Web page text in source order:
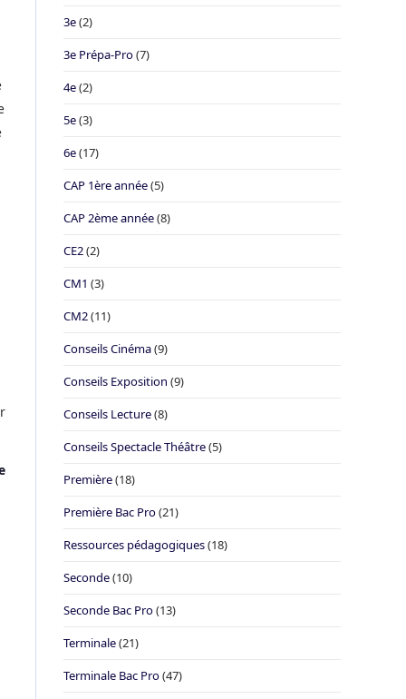
3e(2)
3e Prépa-Pro(7)
4e(2)
5e(3)
6e(17)
CAP 1ère année(5)
CAP 2ème année(8)
CE2(2)
CM1 (3)
CM2(11)
Conseils Cinéma(9)
Conseils Exposition (9)
Conseils Lecture(8)
Conseils Spectacle Théâtre(5)
Première(18)
Première Bac Pro(21)
Ressources pédagogiques(18)
Seconde(10)
Seconde Bac Pro(13)
Terminale(21)
Terminale Bac Pro(47)